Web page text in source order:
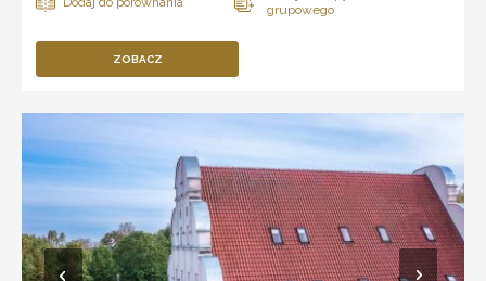
ZOBACZ